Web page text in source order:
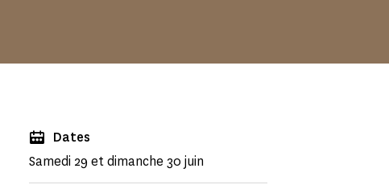
Dates
Samedi 29 et dimanche 30 juin